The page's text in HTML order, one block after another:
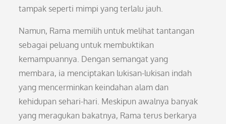
tampak seperti mimpi yang terlalu jauh.
Namun, Rama memilih untuk melihat tantangan
sebagai peluang untuk membuktikan
kemampuannya. Dengan semangat yang
membara, ia menciptakan lukisan-lukisan indah
yang mencerminkan keindahan alam dan
kehidupan sehari-hari. Meskipun awalnya banyak
yang meragukan bakatnya, Rama terus berkarya